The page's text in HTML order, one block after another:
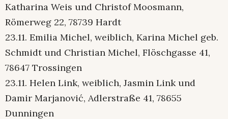
Katharina Weis und Christof Moosmann,
Römerweg 22, 78739 Hardt
23.11. Emilia Michel, weiblich, Karina Michel geb.
Schmidt und Christian Michel, Flöschgasse 41,
78647 Trossingen
23.11. Helen Link, weiblich, Jasmin Link und
Damir Marjanović, Adlerstraße 41, 78655
Dunningen